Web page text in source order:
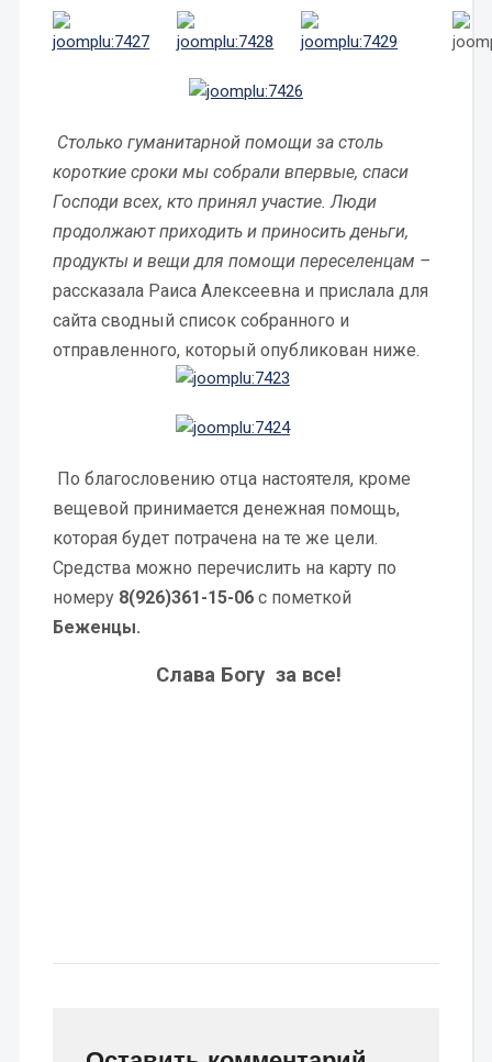
Столько гуманитарной помощи за столь
короткие сроки мы собрали впервые, спаси
Господи всех, кто принял участие. Люди
продолжают приходить и приносить деньги,
продукты и вещи для помощи переселенцам –
рассказала Раиса Алексеевна и прислала для
сайта сводный список собранного и
отправленного, который опубликован ниже.
По благословению отца настоятеля, кроме
вещевой принимается денежная помощь,
которая будет потрачена на те же цели.
Средства можно перечислить на карту по
номеру 8(926)361-15-06с пометкой
Беженцы.
Слава Богу за все!